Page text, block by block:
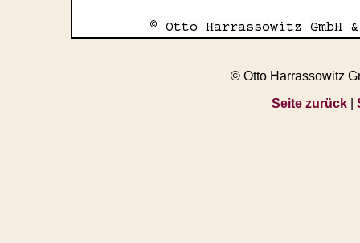
© Otto Harrassowitz
Seite zurück|